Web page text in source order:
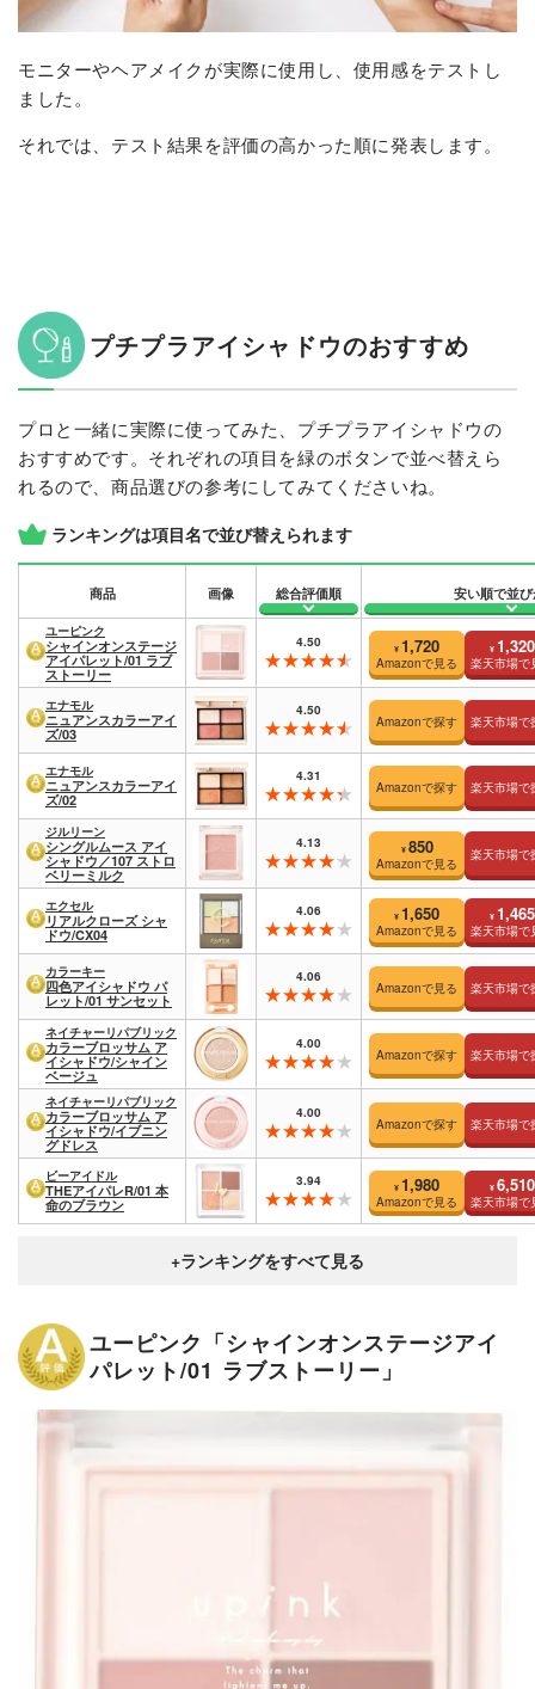
モニターやヘアメイクが実際に使用し、使用感をテストし
ました。
それでは、テスト結果を評価の高かった順に発表します。
プチプラアイシャドウのおすすめ
プロと一緒に実際に使ってみた、プチプラアイシャドウの
おすすめです。それぞれの項目を緑のボタンで並べ替えら
れるので、商品選びの参考にしてみてくださいね。
ランキングは項目名で並び替えられます
商品 画像 総合評価順 安い順で並
ユーピンク
シャインオンステージ
アイパレット/01 ラブ
ストーリー
4.50 ¥ 1,720
Amazonで見る
¥ 1,320
楽天市場で
エナモル
ニュアンスカラーアイ
ズ/03
4.50
Amazonで探す 楽天市場で
エナモル
ニュアンスカラーアイ
ズ/02
4.31
Amazonで探す 楽天市場で
ジルリーン
シングルムース アイ
シャドウ／107 ストロ
ベリーミルク
4.13 ¥ 850
Amazonで見る
楽天市場で
エクセル
リアルクローズ シャ
ドウ/CX04
4.06 ¥ 1,650
Amazonで見る
¥ 1,465
楽天市場で
カラーキー
四色アイシャドウ パ
レット/01 サンセット
4.06
Amazonで見る 楽天市場で
ネイチャーリパブリック
カラーブロッサム ア
イシャドウ/シャイン
ベージュ
4.00
Amazonで探す 楽天市場で
ネイチャーリパブリック
カラーブロッサム ア
イシャドウ/イブニン
グドレス
4.00
Amazonで探す 楽天市場で
ビーアイドル
THEアイパレR/01 本
命のブラウン
3.94 ¥ 1,980
Amazonで見る
¥ 6,510
楽天市場で
ユーピンク「シャインオンステージアイ
パレット/01 ラブストーリー」